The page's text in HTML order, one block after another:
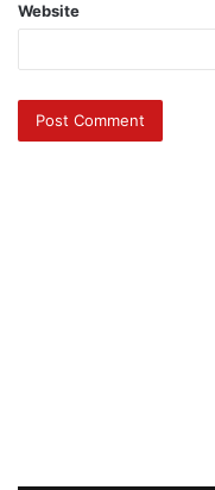
Website